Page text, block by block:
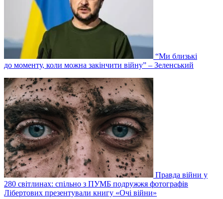
“Ми близькі
до моменту, коли можна закінчити війну” – Зеленський
Правда війни у
280 світлинах: спільно з ПУМБ подружжя фотографів
Лібертових презентували книгу «Очі війни»